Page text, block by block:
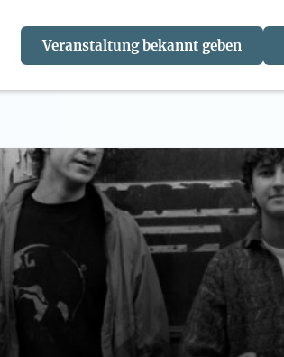
Veranstaltung bekannt geben